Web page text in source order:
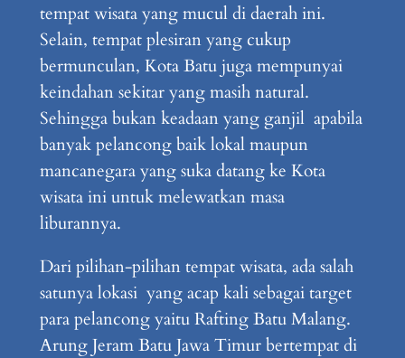
tempat wisata yang mucul di daerah ini.
Selain, tempat plesiran yang cukup
bermunculan, Kota Batu juga mempunyai
keindahan sekitar yang masih natural.
Sehingga bukan keadaan yang ganjil apabila
banyak pelancong baik lokal maupun
mancanegara yang suka datang ke Kota
wisata ini untuk melewatkan masa
liburannya.
Dari pilihan-pilihan tempat wisata, ada salah
satunya lokasi yang acap kali sebagai target
para pelancong yaitu Rafting Batu Malang.
Arung Jeram Batu Jawa Timur bertempat di